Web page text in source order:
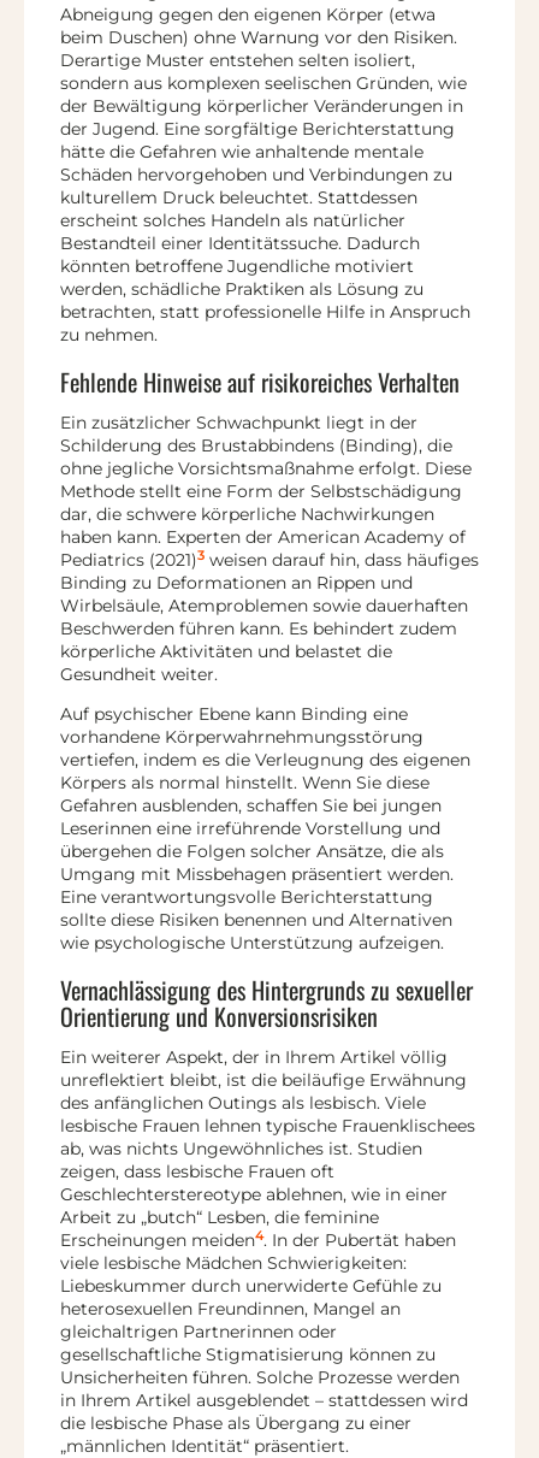
Abneigung gegen den eigenen Körper (etwa
beim Duschen) ohne Warnung vor den Risiken.
Derartige Muster entstehen selten isoliert,
sondern aus komplexen seelischen Gründen, wie
der Bewältigung körperlicher Veränderungen in
der Jugend. Eine sorgfältige Berichterstattung
hätte die Gefahren wie anhaltende mentale
Schäden hervorgehoben und Verbindungen zu
kulturellem Druck beleuchtet. Stattdessen
erscheint solches Handeln als natürlicher
Bestandteil einer Identitätssuche. Dadurch
könnten betroffene Jugendliche motiviert
werden, schädliche Praktiken als Lösung zu
betrachten, statt professionelle Hilfe in Anspruch
zu nehmen.
Fehlende Hinweise auf risikoreiches Verhalten
Ein zusätzlicher Schwachpunkt liegt in der
Schilderung des Brustabbindens (Binding), die
ohne jegliche Vorsichtsmaßnahme erfolgt. Diese
Methode stellt eine Form der Selbstschädigung
dar, die schwere körperliche Nachwirkungen
haben kann. Experten der American Academy of
Pediatrics (2021)3 weisen darauf hin, dass häufiges
Binding zu Deformationen an Rippen und
Wirbelsäule, Atemproblemen sowie dauerhaften
Beschwerden führen kann. Es behindert zudem
körperliche Aktivitäten und belastet die
Gesundheit weiter.
Auf psychischer Ebene kann Binding eine
vorhandene Körperwahrnehmungsstörung
vertiefen, indem es die Verleugnung des eigenen
Körpers als normal hinstellt. Wenn Sie diese
Gefahren ausblenden, schaffen Sie bei jungen
Leserinnen eine irreführende Vorstellung und
übergehen die Folgen solcher Ansätze, die als
Umgang mit Missbehagen präsentiert werden.
Eine verantwortungsvolle Berichterstattung
sollte diese Risiken benennen und Alternativen
wie psychologische Unterstützung aufzeigen.
Vernachlässigung des Hintergrunds zu sexueller
Orientierung und Konversionsrisiken
Ein weiterer Aspekt, der in Ihrem Artikel völlig
unreflektiert bleibt, ist die beiläufige Erwähnung
des anfänglichen Outings als lesbisch. Viele
lesbische Frauen lehnen typische Frauenklischees
ab, was nichts Ungewöhnliches ist. Studien
zeigen, dass lesbische Frauen oft
Geschlechterstereotype ablehnen, wie in einer
Arbeit zu „butch“ Lesben, die feminine
Erscheinungen meiden4. In der Pubertät haben
viele lesbische Mädchen Schwierigkeiten:
Liebeskummer durch unerwiderte Gefühle zu
heterosexuellen Freundinnen, Mangel an
gleichaltrigen Partnerinnen oder
gesellschaftliche Stigmatisierung können zu
Unsicherheiten führen. Solche Prozesse werden
in Ihrem Artikel ausgeblendet – stattdessen wird
die lesbische Phase als Übergang zu einer
„männlichen Identität“ präsentiert.